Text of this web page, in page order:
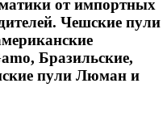
от импортных
Чешские пули
Бразильские,
пули Люман и